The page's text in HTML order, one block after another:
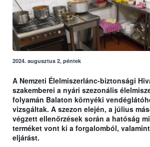
2024. augusztus 2, péntek
A Nemzeti Élelmiszerlánc-biztonsági
szakemberei a nyári szezonális
folyamán Balaton környéki
vizsgáltak. A szezon elején, a július
végzett ellenőrzések során a hatóság
terméket vont ki a forgalomból,
eljárást.